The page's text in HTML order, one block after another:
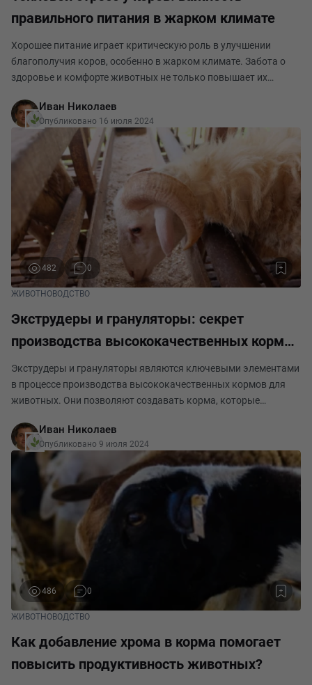
правильного питания в жарком климате
Хорошее питание играет критическую роль в улучшении
благополучия коров, особенно в жарком климате. Забота о
здоровье и комфорте животных не только повышает их
условиях жаркого климата коровам необходим
Иван Николаев
Опубликовано 16 июля 2024
482 0
ЖИВОТНОВОДСТВО
Экструдеры и грануляторы: секрет
производства высококачественных кормов
для животных
Экструдеры и грануляторы являются ключевыми элементами
в процессе производства высококачественных кормов для
животных. Они позволяют создавать корма, которые
микроэлементы, обеспечивая здоровье и благополучие жив
Иван Николаев
Опубликовано 9 июля 2024
486 0
ЖИВОТНОВОДСТВО
Как добавление хрома в корма помогает
повысить продуктивность животных?